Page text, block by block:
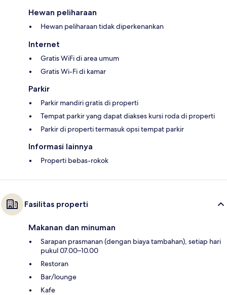
Hewan peliharaan
Hewan peliharaan tidak diperkenankan
Internet
Gratis WiFi di area umum
Gratis Wi-Fi di kamar
Parkir
Parkir mandiri gratis di properti
Tempat parkir yang dapat diakses kursi roda di properti
Parkir di properti termasuk opsi tempat parkir
Informasi lainnya
Properti bebas-rokok
Fasilitas properti
Makanan dan minuman
Sarapan prasmanan (dengan biaya tambahan), setiap hari
pukul 07.00–10.00
Restoran
Bar/lounge
Kafe